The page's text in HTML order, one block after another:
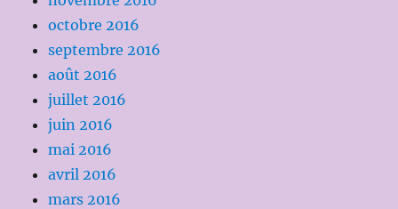
octobre 2016
septembre 2016
août 2016
juillet 2016
juin 2016
mai 2016
avril 2016
mars 2016